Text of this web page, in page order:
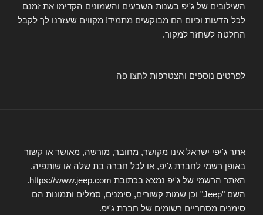
השילובים של ג'יפ בשנות השבעים והשמונים הקדימו את זמנם
לכל הדעות וכיום הם מבוקשים מתמיד! מקווים שעזרנו לך לקבל
החלטה לשחזר למקור.
לפרטים נוספים והצטרפות לחצו פה
אתר ג'יפי ישראל אינו מקושר, מחובר, מורשה, מאושר או קשור
באופן רשמי לחברת ג'יפ, או לכל חברה בת שלה או שותפיה.
האתר הרשמי של ג'יפ נמצא בכתובת https://www.jeep.com.
השם "Jeep" וכן שמות קשורים, סימנים, סמלים ותמונות הם
סימנים מסחריים רשומים של חברת ג'יפ.